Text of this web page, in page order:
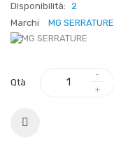
Disponibilità:
2
Marchi
MG SERRATURE
Qtà